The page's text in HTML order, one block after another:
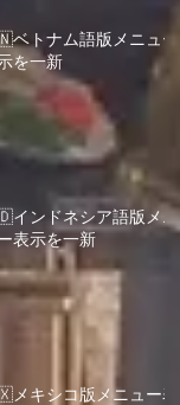
トナム語版メニュー
を一新
ンドネシア語版メニ
表示を一新
キシコ版メニュー表